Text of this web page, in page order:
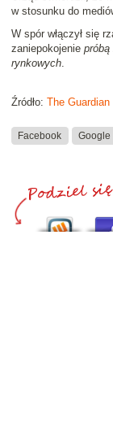
w stosunku do
W spór włączył się
zaniepokojenie próbą
rynkowych.
Źródło: The Guardian
Facebook Google